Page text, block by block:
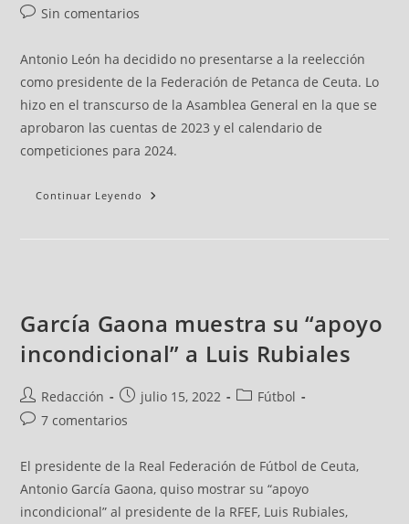
Sin comentarios
Antonio León ha decidido no presentarse a la reelección
como presidente de la Federación de Petanca de Ceuta. Lo
hizo en el transcurso de la Asamblea General en la que se
aprobaron las cuentas de 2023 y el calendario de
competiciones para 2024.
Continuar Leyendo
García Gaona muestra su “apoyo
incondicional” a Luis Rubiales
Redacción julio 15, 2022
Fútbol
7 comentarios
El presidente de la Real Federación de Fútbol de Ceuta,
Antonio García Gaona, quiso mostrar su “apoyo
incondicional” al presidente de la RFEF, Luis Rubiales,